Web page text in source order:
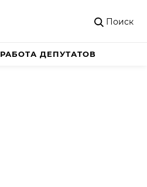
Поиск
РАБОТА ДЕПУТАТОВ